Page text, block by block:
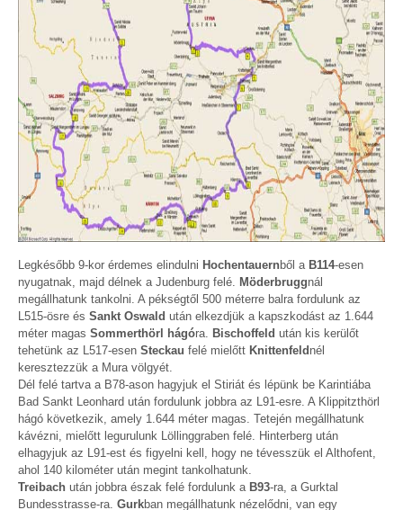
Legkésőbb 9-kor érdemes elindulni Hochentauernből a B114-esen
nyugatnak, majd délnek a Judenburg felé.
Möderbruggnál
megállhatunk tankolni. A pékségtől 500 méterre balra fordulunk az
L515-ösre és Sankt Oswald után elkezdjük a kapszkodást az 1.644
méter magas Sommerthörl hágóra. Bischoffeld után kis kerülőt
tehetünk az L517-esen Steckau felé mielőtt Knittenfeld nél
keresztezzük a Mura völgyét.
Dél felé tartva a B78-ason hagyjuk el Stiriát és lépünk be Karintiába
Bad Sankt Leonhard után fordulunk jobbra az L91-esre. A Klippitzthörl
hágó következik, amely 1.644 méter magas. Tetején megállhatunk
kávézni, mielőtt legurulunk Löllinggraben felé. Hinterberg után
elhagyjuk az L91-est és figyelni kell, hogy ne tévesszük el Althofent,
ahol 140 kilométer után megint tankolhatunk.
Treibach után jobbra észak felé fordulunk a B93-ra, a Gurktal
Bundesstrasse-ra. Gurkban megállhatunk nézelődni, van egy